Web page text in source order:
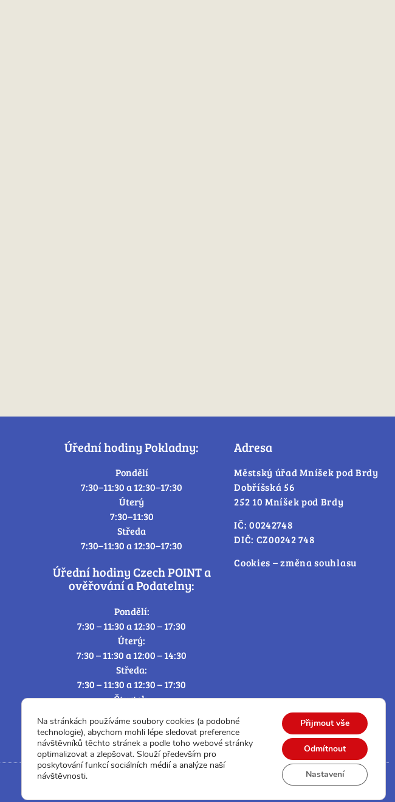
Úřední hodiny Pokladny:
Pondělí
7:30–11:30 a 12:30–17:30
Úterý
7:30–11:30
Středa
7:30–11:30 a 12:30–17:30
Úřední hodiny Czech POINT a
ověřování a Podatelny:
Pondělí:
7:30 – 11:30 a 12:30 – 17:30
Úterý:
7:30 – 11:30 a 12:00 – 14:30
Středa:
7:30 – 11:30 a 12:30 – 17:30
Čtvrtek:
Pátek:
7:30 – 12:30
Adresa
Městský úřad Mníšek pod Brdy
Dobříšská 56
252 10 Mníšek pod Brdy
IČ: 00242748
DIČ: CZ00242 748
Cookies – změna souhlasu
Na stránkách používáme soubory cookies (a podobné
technologie), abychom mohli lépe sledovat preference
návštěvníků těchto stránek a podle toho webové stránky
optimalizovat a zlepšovat. Slouží především pro
poskytování funkcí sociálních médií a analýze naší
návštěvnosti.
Přijmout vše
Odmítnout
Nastavení